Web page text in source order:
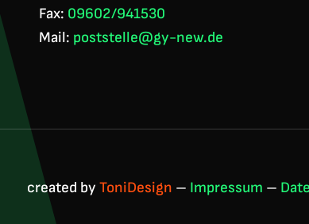
Fax: 09602/941530
Mail: poststelle@gy-new.de
created by ToniDesign – Impressum –